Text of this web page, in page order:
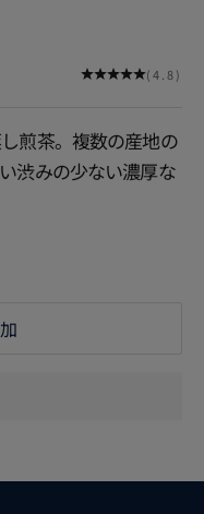
(4.8)
煎茶。複数の産地の
渋みの少ない濃厚な